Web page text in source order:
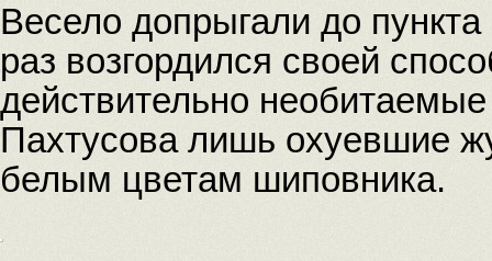
Весело допрыгали до
раз возгордился своей
действительно
Пахтусова лишь охуевшие
белым цветам шиповника.